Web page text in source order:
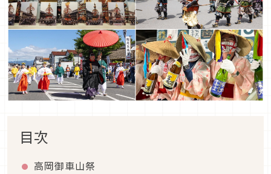
目次
高岡御車山祭